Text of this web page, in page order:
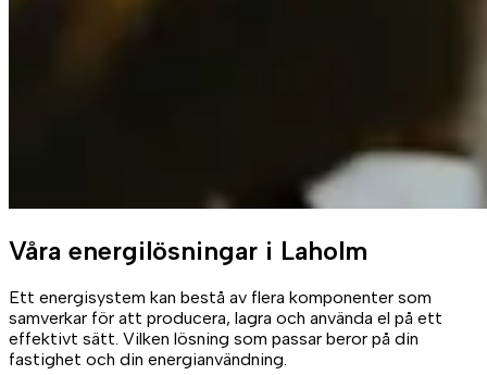
Våra energilösningar i Laholm
Ett energisystem kan bestå av flera komponenter som
samverkar för att producera, lagra och använda el på ett
effektivt sätt. Vilken lösning som passar beror på din
fastighet och din energianvändning.